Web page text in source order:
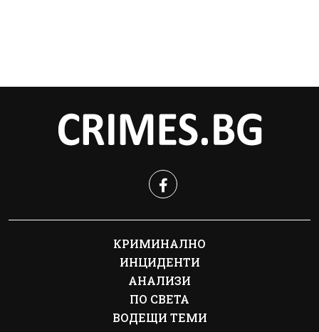
КРИМИНАЛНО
ИНЦИДЕНТИ
АНАЛИЗИ
ПО СВЕТА
ВОДЕЩИ ТЕМИ